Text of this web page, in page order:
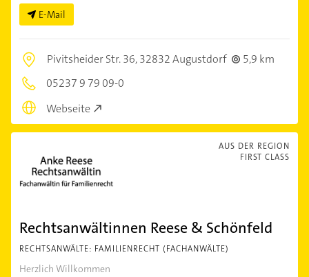
E-Mail
Pivitsheider Str. 36,32832 Augustdorf
5,9 km
05237 9 79 09-0
Webseite
AUS DER REGION
FIRST CLASS
Rechtsanwältinnen Reese & Schönfeld
RECHTSANWÄLTE: FAMILIENRECHT (FACHANWÄLTE)
Herzlich Willkommen